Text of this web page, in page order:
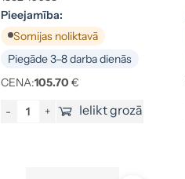
Pieejamība:
Somijas noliktavā
Piegāde 3–8 darba dienās
CENA:105.70 €
- + Ielikt grozā